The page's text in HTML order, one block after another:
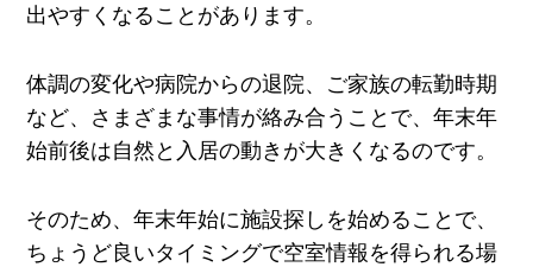
出やすくなることがあります。
体調の変化や病院からの退院、ご家族の転勤時期
など、さまざまな事情が絡み合うことで、年末年
始前後は自然と入居の動きが大きくなるのです。
そのため、年末年始に施設探しを始めることで、
ちょうど良いタイミングで空室情報を得られる場